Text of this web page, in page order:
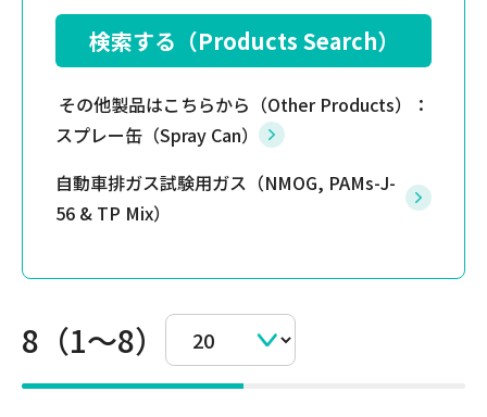
その他製品はこちらから（Other Products）：
スプレー缶（Spray Can）
自動車排ガス試験用ガス（NMOG, PAMs-J-
56 & TP Mix）
8（1～8）